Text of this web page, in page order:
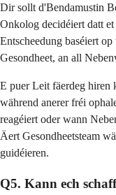
Dir sollt d'Bendamustin
Onkolog decidéiert datt et
Entscheedung baséiert
Gesondheet, an all
E puer Leit fäerdeg hiren
während anerer fréi
reagéiert oder wann
Äert Gesondheetsteam
guidéieren.
Q5. Kann ech